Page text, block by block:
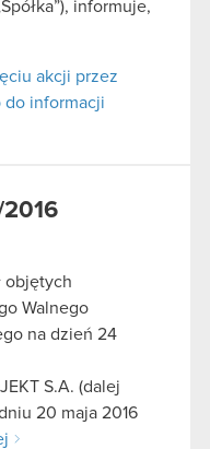
informuje,
akcji przez
do informacji
objętych
Walnego
na dzień 24
S.A. (dalej
20 maja 2016